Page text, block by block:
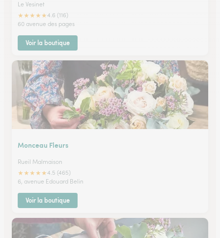
Le Vesinet
★★★★★4.6 (116)
60 avenue des pages
Voir la boutique
Monceau Fleurs
Rueil Malmaison
★★★★★4.5 (465)
6, avenue Edouard Belin
Voir la boutique